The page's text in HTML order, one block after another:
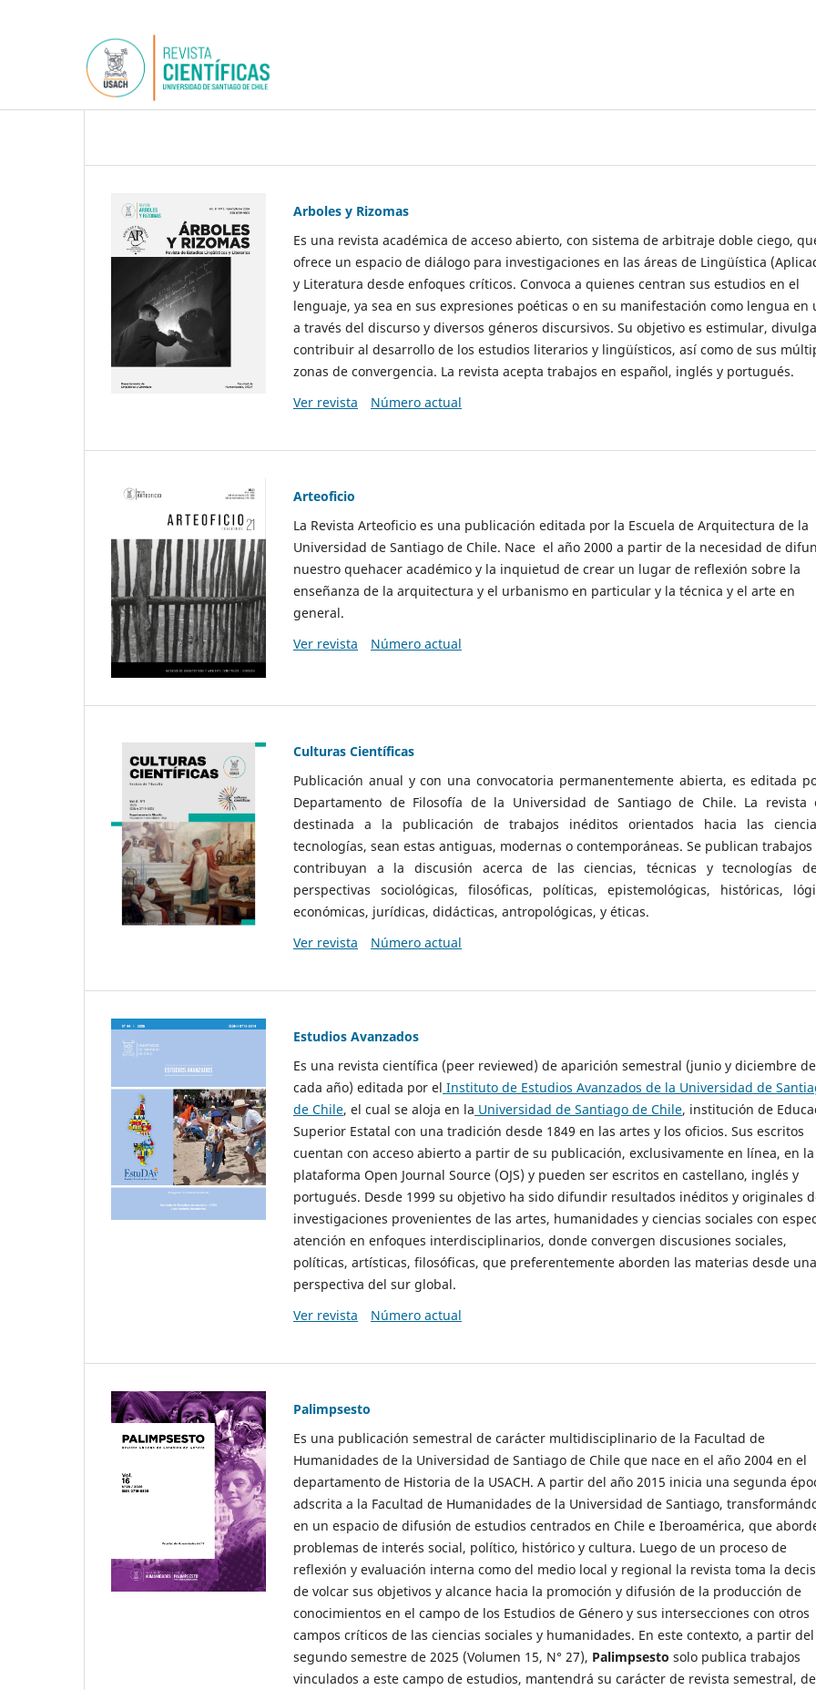
Arboles y Rizomas
Es una revista académica de acceso abierto, con sistema de arbitraje doble ciego,
ofrece un espacio de diálogo para investigaciones en las áreas de Lingüística
y Literatura desde enfoques críticos. Convoca a quienes centran sus estudios en el
lenguaje, ya sea en sus expresiones poéticas o en su manifestación como lengua en
a través del discurso y diversos géneros discursivos. Su objetivo es estimular,
contribuir al desarrollo de los estudios literarios y lingüísticos, así como de sus
zonas de convergencia. La revista acepta trabajos en español, inglés y portugués.
Ver revista
Número actual
Arteoficio
La Revista Arteoficio es una publicación editada por la Escuela de Arquitectura de la
Universidad de Santiago de Chile. Nace el año 2000 a partir de la necesidad de
nuestro quehacer académico y la inquietud de crear un lugar de reflexión sobre la
enseñanza de la arquitectura y el urbanismo en particular y la técnica y el arte en
general.
Ver revista
Número actual
Culturas Científicas
Publicación anual y con una convocatoria permanentemente abierta, es editada
Departamento de Filosofía de la Universidad de Santiago de Chile. La revista
destinada a la publicación de trabajos inéditos orientados hacia las
tecnologías, sean estas antiguas, modernas o contemporáneas. Se publican
contribuyan a la discusión acerca de las ciencias, técnicas y tecnologías
perspectivas sociológicas, filosóficas, políticas, epistemológicas, históricas,
económicas, jurídicas, didácticas, antropológicas, y éticas.
Ver revista
Número actual
Estudios Avanzados
Es una revista científica (peer reviewed) de aparición semestral (junio y diciembre de
cada año) editada por el Instituto de Estudios Avanzados de la Universidad de
de Chile, el cual se aloja en la Universidad de Santiago de Chile, institución de
Superior Estatal con una tradición desde 1849 en las artes y los oficios. Sus escritos
cuentan con acceso abierto a partir de su publicación, exclusivamente en línea, en la
plataforma Open Journal Source (OJS) y pueden ser escritos en castellano, inglés y
portugués. Desde 1999 su objetivo ha sido difundir resultados inéditos y originales
investigaciones provenientes de las artes, humanidades y ciencias sociales con
atención en enfoques interdisciplinarios, donde convergen discusiones sociales,
políticas, artísticas, filosóficas, que preferentemente aborden las materias desde una
perspectiva del sur global.
Ver revista
Número actual
Palimpsesto
Es una publicación semestral de carácter multidisciplinario de la Facultad de
Humanidades de la Universidad de Santiago de Chile que nace en el año 2004 en el
departamento de Historia de la USACH. A partir del año 2015 inicia una segunda
adscrita a la Facultad de Humanidades de la Universidad de Santiago,
en un espacio de difusión de estudios centrados en Chile e Iberoamérica, que
problemas de interés social, político, histórico y cultura. Luego de un proceso de
reflexión y evaluación interna como del medio local y regional la revista toma la
de volcar sus objetivos y alcance hacia la promoción y difusión de la producción de
conocimientos en el campo de los Estudios de Género y sus intersecciones con otros
campos críticos de las ciencias sociales y humanidades. En este contexto, a partir del
segundo semestre de 2025 (Volumen 15, N° 27), Palimpsesto solo publica trabajos
vinculados a este campo de estudios, mantendrá su carácter de revista semestral, de